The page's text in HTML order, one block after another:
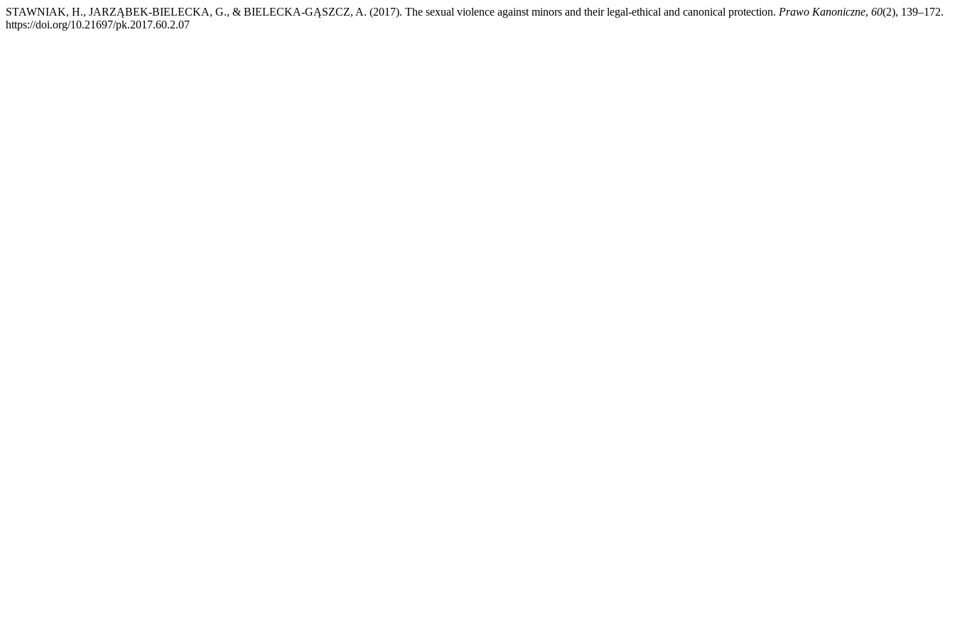
STAWNIAK, H., JARZĄBEK-BIELECKA, G., & BIELECKA-GĄSZCZ, A. (2017). The sexual violence against minors and their legal-ethical and canonical protection. Prawo Kanoniczne, 60(2), 139–172.
https://doi.org/10.21697/pk.2017.60.2.07